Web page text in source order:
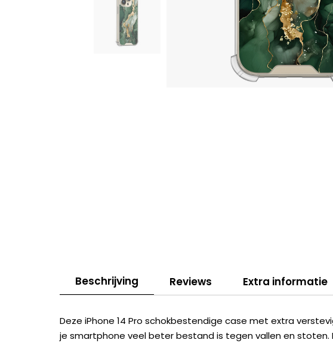
Beschrijving Reviews Extra informatie
Deze iPhone 14 Pro schokbestendige case met extra
je smartphone veel beter bestand is tegen vallen en stoten.